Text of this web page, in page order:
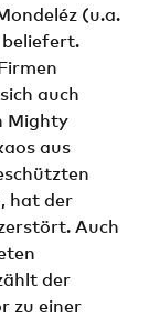
(u.a.
auch
Mighty
aus
hat der
Auch
der
zu einer